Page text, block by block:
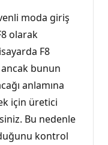
moda giriş
olarak
F8
bunun
anlamına
için üretici
Bu nedenle
kontrol